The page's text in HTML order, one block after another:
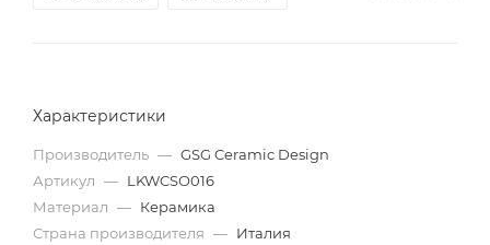
Характеристики
Производитель — GSG Ceramic Design
Артикул — LKWCSO016
Материал — Керамика
Страна производителя — Италия